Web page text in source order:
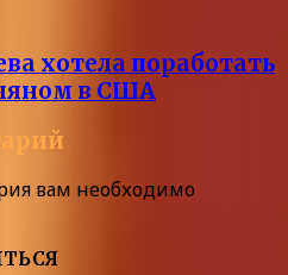
хотела поработать
в США
вам необходимо